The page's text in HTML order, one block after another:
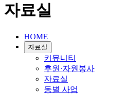
자료실
HOME
자료실
커뮤니티
후원·자원봉사
자료실
동별 사업